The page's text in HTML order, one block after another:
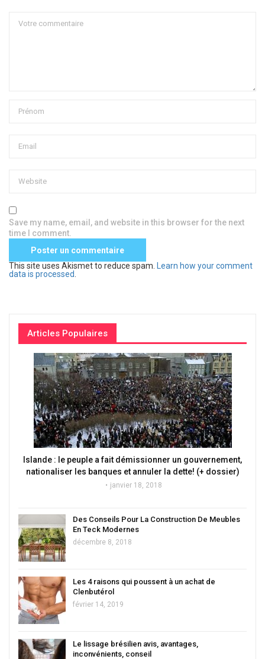
Save my name, email, and website in this browser for the next
time I comment.
This site uses Akismet to reduce spam.
Learn how your comment
data is processed
Articles Populaires
Islande : le peuple a fait démissionner un gouvernement,
nationaliser les banques et annuler la dette! (+ dossier)
janvier 18, 2018
Des Conseils Pour La Construction De Meubles
En Teck Modernes
décembre 8, 2018
Les 4 raisons qui poussent à un achat de
Clenbutérol
février 14, 2019
Le lissage brésilien avis, avantages,
inconvénients, conseil